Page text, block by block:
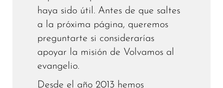
haya sido útil. Antes de que saltes
a la próxima página, queremos
preguntarte si considerarías
apoyar la misión de Volvamos al
evangelio.
Desde el año 2013 hemos